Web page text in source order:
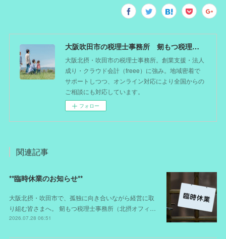
大阪吹田市の税理士事務所 剱もつ税理士（北摂オフィス）―かつてdoctorを目指した税理士が企業のホームドクターとしてあなたの事業をサポート。税理士が直接担当する『かかりつけ税理士』
大阪北摂・吹田市の税理士事務所。創業支援・法人
成り・クラウド会計（freee）に強み。地域密着で
サポートしつつ、オンライン対応により全国からの
ご相談にも対応しています。
フォロー
関連記事
**臨時休業のお知らせ**
大阪北摂・吹田市で、孤独に向き合いながら経営に取
り組む皆さまへ。 剱もつ税理士事務所（北摂オフィ…
2026.07.28 06:51